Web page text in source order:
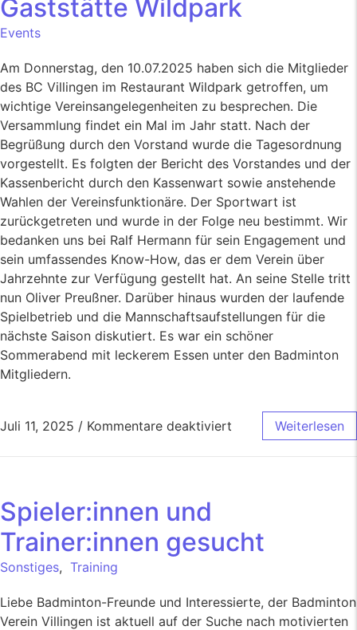
Gaststätte Wildpark
Events
Am Donnerstag, den 10.07.2025 haben sich die Mitglieder
des BC Villingen im Restaurant Wildpark getroffen, um
wichtige Vereinsangelegenheiten zu besprechen. Die
Versammlung findet ein Mal im Jahr statt. Nach der
Begrüßung durch den Vorstand wurde die Tagesordnung
vorgestellt. Es folgten der Bericht des Vorstandes und der
Kassenbericht durch den Kassenwart sowie anstehende
Wahlen der Vereinsfunktionäre. Der Sportwart ist
zurückgetreten und wurde in der Folge neu bestimmt. Wir
bedanken uns bei Ralf Hermann für sein Engagement und
sein umfassendes Know-How, das er dem Verein über
Jahrzehnte zur Verfügung gestellt hat. An seine Stelle tritt
nun Oliver Preußner. Darüber hinaus wurden der laufende
Spielbetrieb und die Mannschaftsaufstellungen für die
nächste Saison diskutiert. Es war ein schöner
Sommerabend mit leckerem Essen unter den Badminton
Mitgliedern.
Juli 11, 2025 / Kommentare deaktiviert Weiterlesen
Spieler:innen und
Trainer:innen gesucht
Sonstiges, Training
Liebe Badminton-Freunde und Interessierte, der Badminton
Verein Villingen ist aktuell auf der Suche nach motivierten